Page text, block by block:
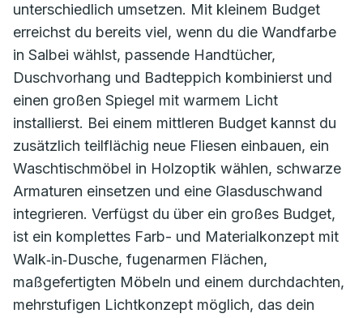
unterschiedlich umsetzen. Mit kleinem Budget
erreichst du bereits viel, wenn du die Wandfarbe
in Salbei wählst, passende Handtücher,
Duschvorhang und Badteppich kombinierst und
einen großen Spiegel mit warmem Licht
installierst. Bei einem mittleren Budget kannst du
zusätzlich teilflächig neue Fliesen einbauen, ein
Waschtischmöbel in Holzoptik wählen, schwarze
Armaturen einsetzen und eine Glasduschwand
integrieren. Verfügst du über ein großes Budget,
ist ein komplettes Farb- und Materialkonzept mit
Walk‑in‑Dusche, fugenarmen Flächen,
maßgefertigten Möbeln und einem durchdachten,
mehrstufigen Lichtkonzept möglich, das dein